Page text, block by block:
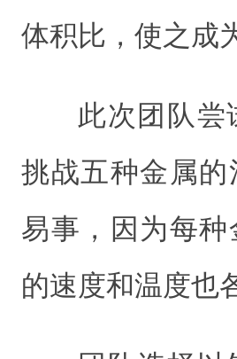
体积比，使之成
此次团队尝
挑战五种金属
易事，因为每
的速度和温度也